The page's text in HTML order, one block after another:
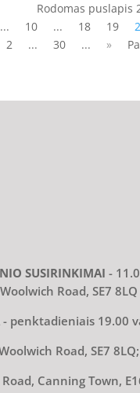
Rodomas puslapis
... 10 ... 18 19
2
... 30 ... »
SUSIRINKIMAI -
Road, SE7 8LQ
- penktadieniais 19.00
Road, SE7 8LQ;
Canning Town,